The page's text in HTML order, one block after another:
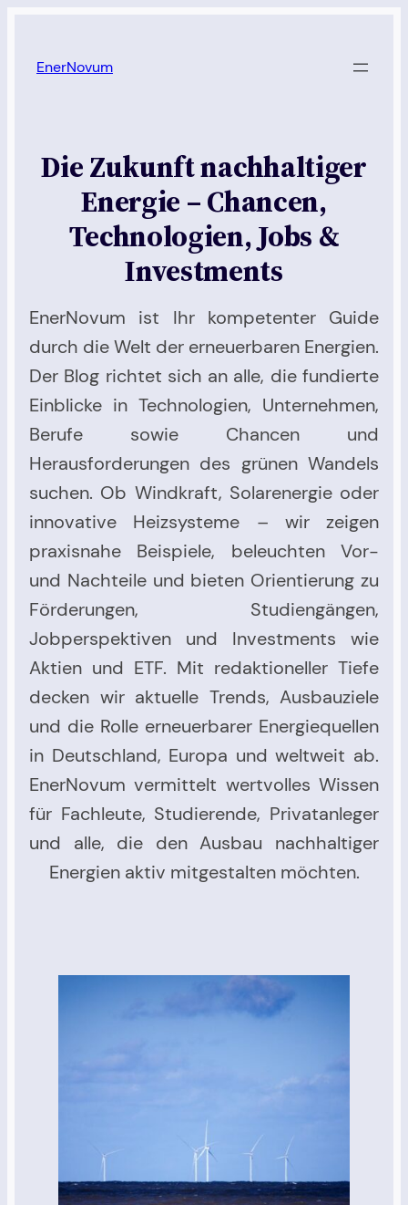
springen
EnerNovum
Die Zukunft nachhaltiger
Energie – Chancen,
Technologien, Jobs &
Investments
EnerNovum ist Ihr kompetenter Guide
durch die Welt der erneuerbaren Energien.
Der Blog richtet sich an alle, die fundierte
Einblicke in Technologien, Unternehmen,
Berufe sowie Chancen und
Herausforderungen des grünen Wandels
suchen. Ob Windkraft, Solarenergie oder
innovative Heizsysteme – wir zeigen
praxisnahe Beispiele, beleuchten Vor-
und Nachteile und bieten Orientierung zu
Förderungen, Studiengängen,
Jobperspektiven und Investments wie
Aktien und ETF. Mit redaktioneller Tiefe
decken wir aktuelle Trends, Ausbauziele
und die Rolle erneuerbarer Energiequellen
in Deutschland, Europa und weltweit ab.
EnerNovum vermittelt wertvolles Wissen
für Fachleute, Studierende, Privatanleger
und alle, die den Ausbau nachhaltiger
Energien aktiv mitgestalten möchten.